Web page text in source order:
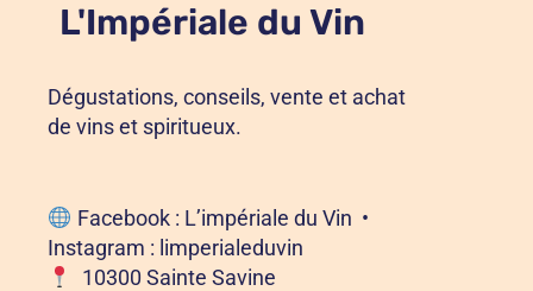
L'Impériale du Vin
Dégustations, conseils, vente et achat
de vins et spiritueux.
Facebook : L’impériale du Vin •
Instagram : limperialeduvin
10300 Sainte Savine